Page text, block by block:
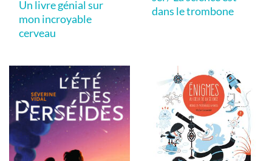
Un livre génial sur
mon incroyable
cerveau
dans le trombone